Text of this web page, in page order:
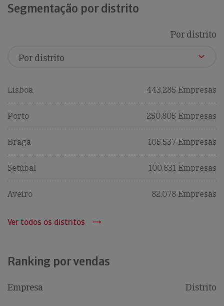
Segmentação por distrito
Por distrito
Lisboa 443,285 Empresas
Porto 250,805 Empresas
Braga 105,537 Empresas
Setúbal 100,631 Empresas
Aveiro 82,078 Empresas
Ver todos os distritos
Ranking por vendas
Empresa Distrito